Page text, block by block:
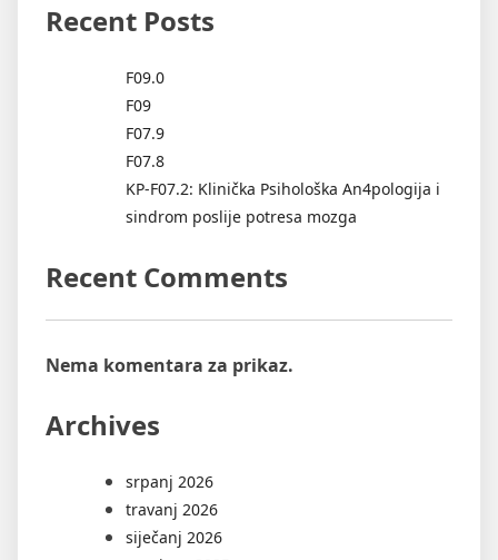
Recent Posts
F09.0
F09
F07.9
F07.8
KP-F07.2: Klinička Psihološka An4pologija i
sindrom poslije potresa mozga
Recent Comments
Nema komentara za prikaz.
Archives
srpanj 2026
travanj 2026
siječanj 2026